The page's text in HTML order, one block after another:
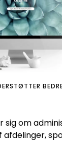
sig om